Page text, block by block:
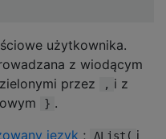
użytkownika.
z wiodącym
przez , i z
} .
język ; ΔList( i